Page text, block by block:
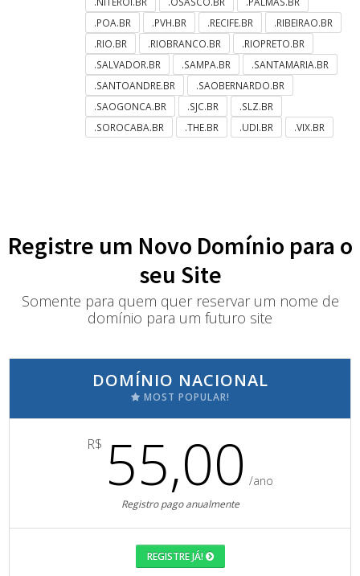
.POA.BR
.PVH.BR .RECIFE.BR
.RIBEIRAO.BR
.RIO.BR
.RIOBRANCO.BR
.RIOPRETO.BR
.SALVADOR.BR
.SAMPA.BR
.SANTAMARIA.BR
.SANTOANDRE.BR
.SAOBERNARDO.BR
.SAOGONCA.BR
.SJC.BR
.SLZ.BR
.SOROCABA.BR
.THE.BR .UDI.BR .VIX.BR
Registre um Novo Domínio para o
seu Site
Somente para quem quer reservar um nome de
domínio para um futuro site
DOMÍNIO NACIONAL
MOST POPULAR!
R$ 55,00 /ano
Registro pago anualmente
REGISTRE JÁ!